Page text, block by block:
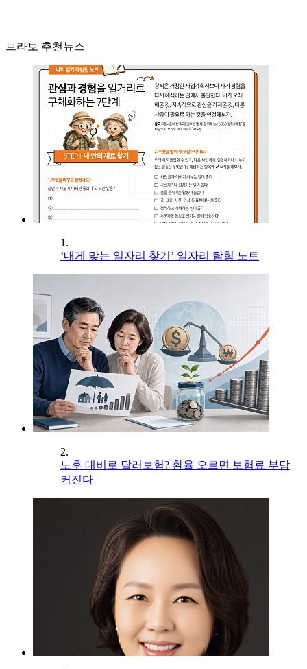
브라보 추천뉴스
1.
‘내게 맞는 일자리 찾기’ 일자리 탐험 노트
2.
노후 대비로 달러보험? 환율 오르면 보험료 부담
커진다